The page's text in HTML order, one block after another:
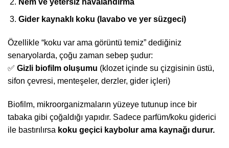
Gider kaynaklı koku (lavabo ve yer süzgeci)
Özellikle “koku var ama görüntü temiz” dediğiniz
senaryolarda, çoğu zaman sebep şudur:
✅ Gizli biofilm oluşumu (klozet içinde su çizgisinin üstü,
sifon çevresi, menteşeler, derzler, gider içleri)
Biofilm, mikroorganizmaların yüzeye tutunup ince bir
tabaka gibi çoğaldığı yapıdır. Sadece parfüm/koku giderici
ile bastırılırsa koku geçici kaybolur ama kaynağı durur.